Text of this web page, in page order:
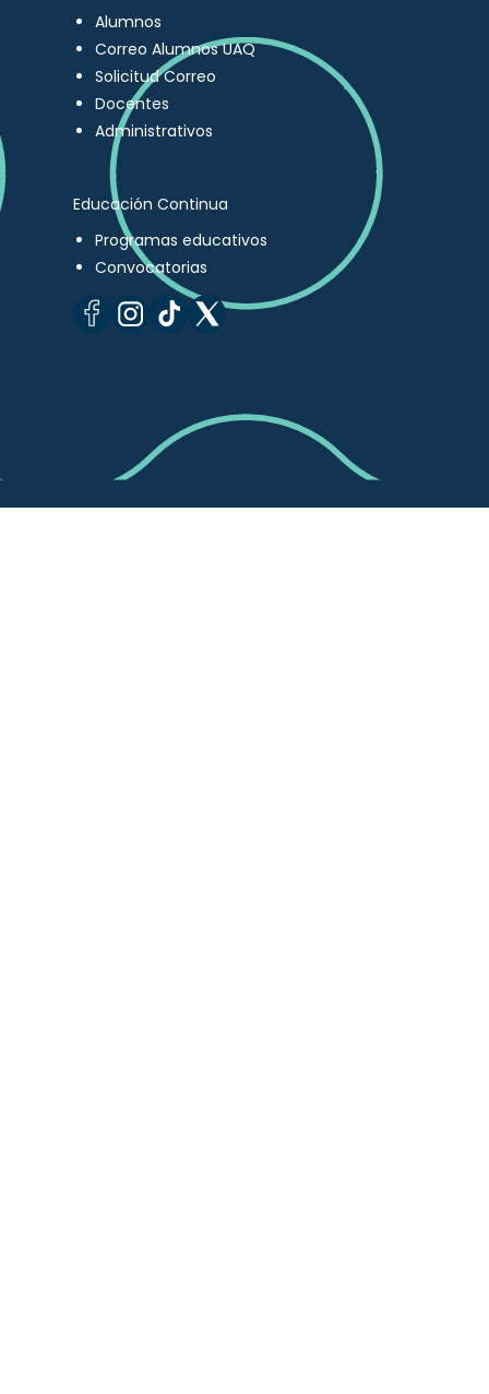
Alumnos
Correo Alumnos UAQ
Solicitud Correo
Docentes
Administrativos
Educación Continua
Programas educativos
Convocatorias